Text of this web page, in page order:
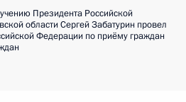
Президента Российской
области Сергей Забатурин провел
Федерации по приёму граждан